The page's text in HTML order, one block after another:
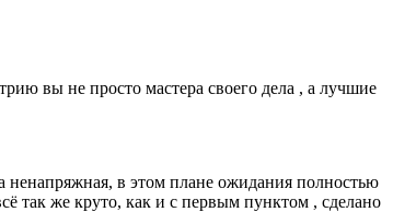
вы не просто мастера своего дела , а лучшие
в этом плане ожидания полностью
так же круто, как и с первым пунктом , сделано